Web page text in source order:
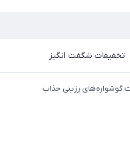
تخفیفات شگفت انگیز
گوشواره‌های رزینی جذاب